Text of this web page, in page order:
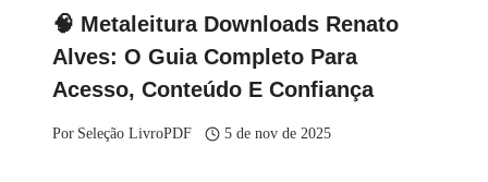
🧠 Metaleitura Downloads Renato
Alves: O Guia Completo Para
Acesso, Conteúdo E Confiança
Por Seleção LivroPDF 5 de nov de 2025